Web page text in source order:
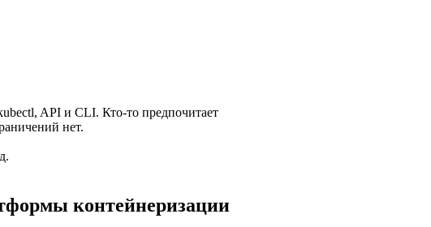
API и CLI. Кто-то предпочитает
нет.
контейнеризации